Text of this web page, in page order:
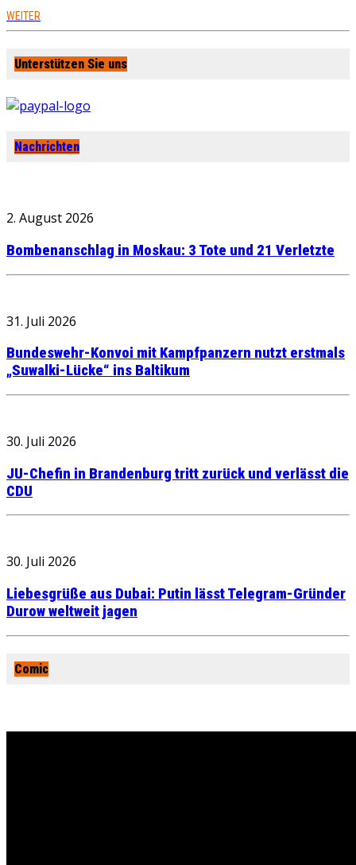
WEITER
Unterstützen Sie uns
Nachrichten
2. August 2026
Bombenanschlag in Moskau: 3 Tote und 21 Verletzte
31. Juli 2026
Bundeswehr-Konvoi mit Kampfpanzern nutzt erstmals
„Suwalki-Lücke“ ins Baltikum
30. Juli 2026
JU-Chefin in Brandenburg tritt zurück und verlässt die
CDU
30. Juli 2026
Liebesgrüße aus Dubai: Putin lässt Telegram-Gründer
Durow weltweit jagen
Comic